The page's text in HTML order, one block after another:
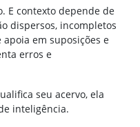
E contexto depende de
dispersos, incompletos
em suposições e
erros e
seu acervo, ela
inteligência.